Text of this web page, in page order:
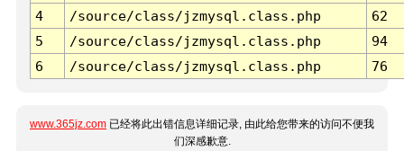
4
/source/class/jzmysql.class.php
62
5
/source/class/jzmysql.class.php
94
6
/source/class/jzmysql.class.php 76
www.365jz.com 已经将此出错信息详细记录, 由此给您带来的访问不便我
们深感歉意.